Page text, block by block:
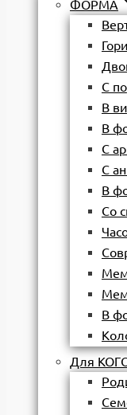
ФОРМА
С
В
В
С
С
В
Со
В
Для